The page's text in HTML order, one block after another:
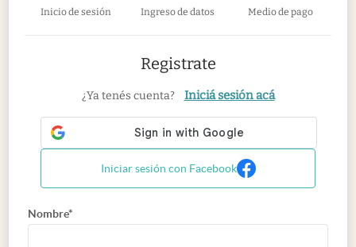
Inicio de sesión Ingreso de datos Medio de pago
Registrate
¿Ya tenés cuenta? Iniciá sesión acá
Iniciar sesión con Facebook
Nombre*